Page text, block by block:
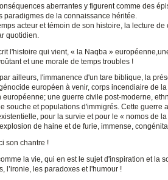
aberrantes y figurent comme des
paradigmes de la connaissance héritée.
acteur et témoin de son histoire, la lecture de
quotidien.
l'histoire qui vient, « la Naqba »
et une morale de temps troubles !
ailleurs, l'immanence d'un tare biblique, la
européen à venir, corps incendiaire de
une guerre civile post-moderne,
souche et populations d'immigrés. Cette guerre
pour la survie et pour le « nomos de la
de haine et de furie, immense,
son chantre !
la vie, qui en est le sujet d'inspiration et la
l’ironie, les paradoxes et l'humour !